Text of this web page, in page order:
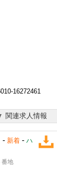
16272461
関連求人情報
- 新着 - ハ
番地